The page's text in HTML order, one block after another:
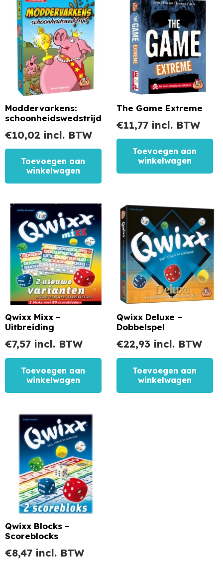
Moddervarkens:
schoonheidswedstrijd
€10,02 incl. BTW
Toevoegen aan
winkelwagen
The Game Extreme
€11,77 incl. BTW
Toevoegen aan
winkelwagen
Qwixx Mixx –
Uitbreiding
€7,57 incl. BTW
Toevoegen aan
winkelwagen
Qwixx Deluxe –
Dobbelspel
€22,93 incl. BTW
Toevoegen aan
winkelwagen
Qwixx Blocks –
Scoreblocks
€8,47 incl. BTW